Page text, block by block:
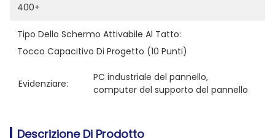
400+
Tipo Dello Schermo Attivabile Al Tatto:
Tocco Capacitivo Di Progetto (10 Punti)
Evidenziare:
PC industriale del pannello,
computer del supporto del pannello
Descrizione Di Prodotto